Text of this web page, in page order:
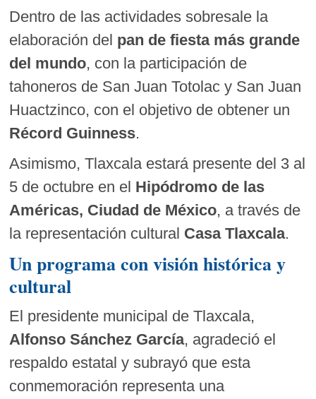
Dentro de las actividades sobresale la
elaboración del pan de fiesta más grande
del mundo, con la participación de
tahoneros de San Juan Totolac y San Juan
Huactzinco, con el objetivo de obtener un
Récord Guinness.
Asimismo, Tlaxcala estará presente del 3 al
5 de octubre en el Hipódromo de las
Américas, Ciudad de México, a través de
la representación cultural Casa Tlaxcala.
Un programa con visión histórica y
cultural
El presidente municipal de Tlaxcala,
Alfonso Sánchez García, agradeció el
respaldo estatal y subrayó que esta
conmemoración representa una